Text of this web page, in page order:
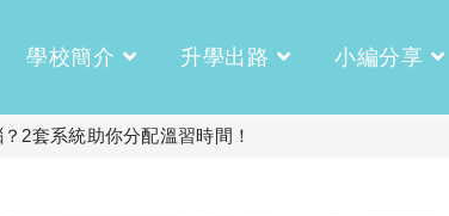
學校簡介 升學出路 小編分享
2套系統助你分配溫習時間！